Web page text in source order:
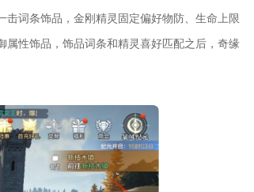
词条饰品，金刚精灵固定偏好物防、生命上限
性饰品，饰品词条和精灵喜好匹配之后，奇缘